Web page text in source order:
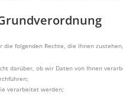
die folgenden Rechte, die Ihnen
darüber, ob wir Daten von Ihnen
verarbeitet werden;